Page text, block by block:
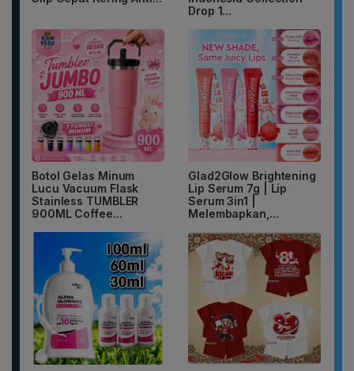
Drop 1...
Botol Gelas Minum
Lucu Vacuum Flask
Stainless TUMBLER
900ML Coffee...
Glad2Glow Brightening
Lip Serum 7g | Lip
Serum 3in1 |
Melembapkan,...